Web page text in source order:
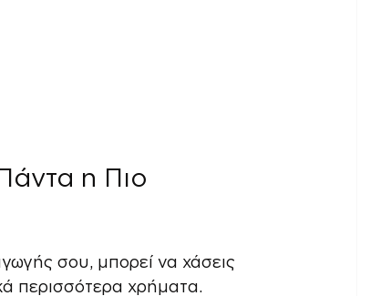
η Πιο
σου, μπορεί να χάσεις
περισσότερα χρήματα.